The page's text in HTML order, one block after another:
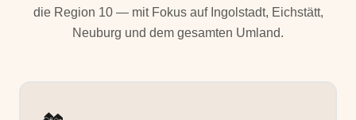
die Region 10 — mit Fokus auf Ingolstadt, Eichstätt,
Neuburg und dem gesamten Umland.